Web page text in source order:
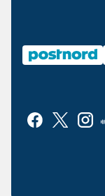
• Elektronik: 5-
• Stall: PRS